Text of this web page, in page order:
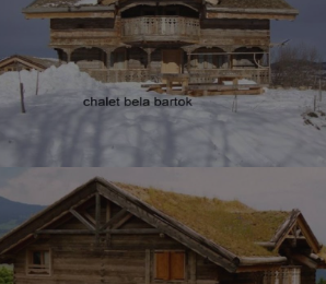
!Vaja! No hem trobat resultats que
Vaja! Sembla que el nostre cercador ha